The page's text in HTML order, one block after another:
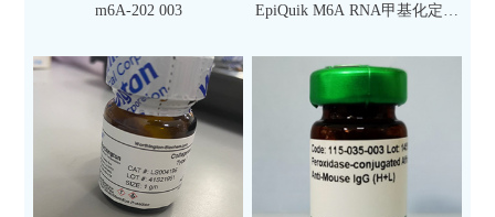
m6A-202 003
EpiQuik M6A RNA甲基化定量
次）